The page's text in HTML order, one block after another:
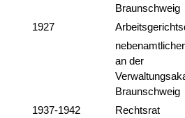
Braunschweig
1927
an der
Braunschweig
1937-1942
Rechtsrat